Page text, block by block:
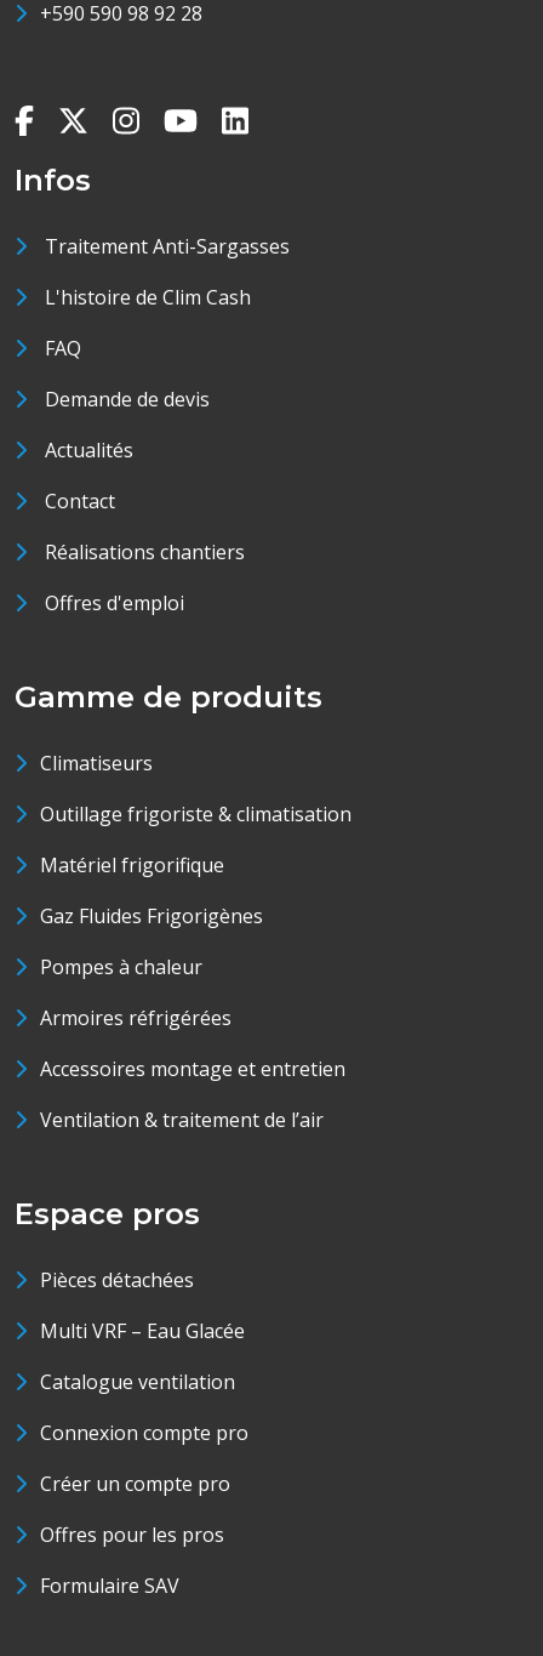
+590 590 98 92 28
Infos
Traitement Anti-Sargasses
L'histoire de Clim Cash
FAQ
Demande de devis
Actualités
Contact
Réalisations chantiers
Offres d'emploi
Gamme de produits
Climatiseurs
Outillage frigoriste & climatisation
Matériel frigorifique
Gaz Fluides Frigorigènes
Pompes à chaleur
Armoires réfrigérées
Accessoires montage et entretien
Ventilation & traitement de l’air
Espace pros
Pièces détachées
Multi VRF – Eau Glacée
Catalogue ventilation
Connexion compte pro
Créer un compte pro
Offres pour les pros
Formulaire SAV